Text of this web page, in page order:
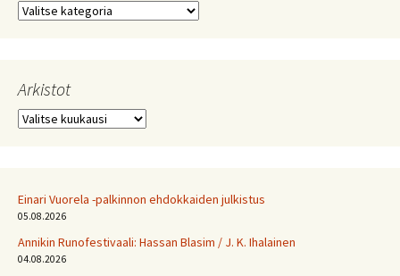
Kategoriat
Arkistot
Arkistot
Einari Vuorela -palkinnon ehdokkaiden julkistus
05.08.2026
Annikin Runofestivaali: Has­san Bla­sim / J. K. Ihalainen
04.08.2026